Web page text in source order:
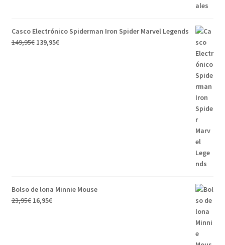
Casco Electrónico Spiderman Iron Spider Marvel Legends
149,95€ 139,95€
Bolso de lona Minnie Mouse
23,95€ 16,95€